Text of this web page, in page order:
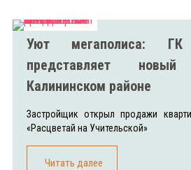
Уют мегаполиса: ГК
представляет
Калининском районе
Застройщик открыл продажи
«Расцветай на Учительской»
Читать далее